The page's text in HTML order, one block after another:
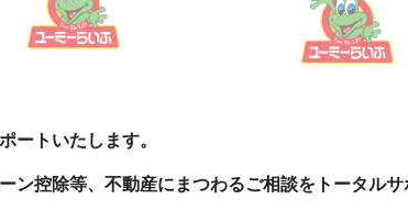
ートいたします。
控除等、不動産にまつわるご相談をトータルサ